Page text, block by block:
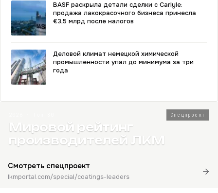
BASF раскрыла детали сделки с Carlyle:
продажа лакокрасочного бизнеса принесла
€3,5 млрд после налогов
Деловой климат немецкой химической
промышленности упал до минимума за три
года
Спецпроект
Мировой рейтинг
производителей ЛКМ
Смотреть спецпроект
lkmportal.com/special/coatings-leaders